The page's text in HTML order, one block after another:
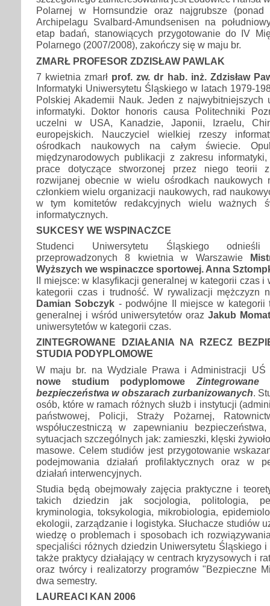
Polarnej w Hornsundzie oraz najgrubsze
Archipelagu Svalbard-Amundsenisen na
etap badań, stanowiących przygotowanie do IV
Polarnego (2007/2008), zakończy się w maju br.
ZMARŁ PROFESOR ZDZISŁAW PAWLAK
7 kwietnia zmarł prof. zw. dr hab. inż. Zdzisław
Informatyki Uniwersytetu Śląskiego w latach 1979-
Polskiej Akademii Nauk. Jeden z najwybitniejszych
informatyki. Doktor honoris causa Politechniki
uczelni w USA, Kanadzie, Japonii, Izraelu,
europejskich. Nauczyciel wielkiej rzeszy
ośrodkach naukowych na całym świecie.
międzynarodowych publikacji z zakresu
prace dotyczące stworzonej przez niego teorii
rozwijanej obecnie w wielu ośrodkach naukowych
członkiem wielu organizacji naukowych, rad
w tym komitetów redakcyjnych wielu ważnych
informatycznych.
SUKCESY WE WSPINACZCE
Studenci Uniwersytetu Śląskiego
przeprowadzonych 8 kwietnia w Warszawie
Wyższych we wspinaczce sportowej. Anna
II miejsce: w klasyfikacji generalnej w kategorii czas i
kategorii czas i trudność. W rywalizacji mężczyzn
Damian Sobczyk - podwójne II miejsce w kategorii
generalnej i wśród uniwersytetów oraz Jakub
uniwersytetów w kategorii czas.
ZINTEGROWANE DZIAŁANIA NA RZECZ
STUDIA PODYPLOMOWE
W maju br. na Wydziale Prawa i Administracji UŚ
nowe studium podyplomowe
bezpieczeństwa w obszarach zurbanizowanych .
osób, które w ramach różnych służb i instytucji
państwowej, Policji, Straży Pożarnej,
współuczestniczą w zapewnianiu
sytuacjach szczególnych jak: zamieszki, klęski
masowe. Celem studiów jest przygotowanie
podejmowania działań profilaktycznych oraz w
działań interwencyjnych.
Studia będą obejmowały zajęcia praktyczne i
takich dziedzin jak socjologia, politologia,
kryminologia, toksykologia, mikrobiologia,
ekologii, zarządzanie i logistyka. Słuchacze studiów
wiedzę o problemach i sposobach ich
specjaliści różnych dziedzin Uniwersytetu Śląskiego
także praktycy działający w centrach kryzysowych i
oraz twórcy i realizatorzy programów "Bezpieczne
dwa semestry.
LAUREACI KAN 2006